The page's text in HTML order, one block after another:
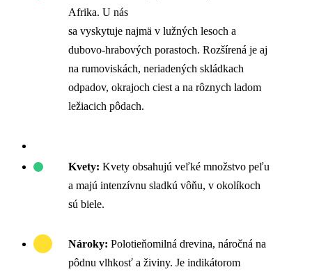
Afrika. U nás
sa vyskytuje najmä v lužných lesoch a
dubovo-hrabových porastoch. Rozšírená je aj
na rumoviskách, neriadených skládkach
odpadov, okrajoch ciest a na rôznych ladom
ležiacich pôdach.
Kvety: Kvety obsahujú veľké množstvo peľu
a majú intenzívnu sladkú vôňu, v okolíkoch
sú biele.
Nároky: Polotieňomilná drevina, náročná na
pôdnu vlhkosť a živiny. Je indikátorom